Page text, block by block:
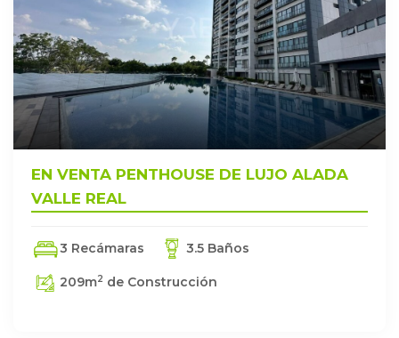
EN VENTA PENTHOUSE DE LUJO ALADA
VALLE REAL
3 Recámaras 3.5 Baños
209m2 de Construcción